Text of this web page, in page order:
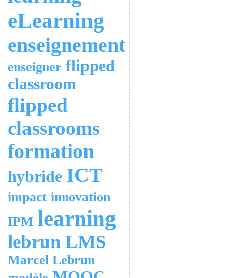
eLearning
enseignement
enseigner flipped
classroom
flipped
classrooms
formation
hybride ICT
impact innovation
IPM learning
lebrun LMS
Marcel Lebrun